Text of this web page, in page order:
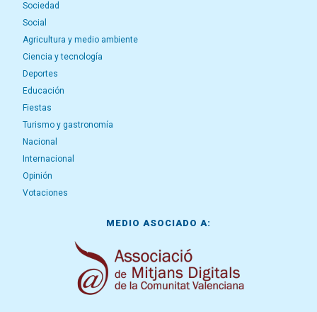
Sociedad
Social
Agricultura y medio ambiente
Ciencia y tecnología
Deportes
Educación
Fiestas
Turismo y gastronomía
Nacional
Internacional
Opinión
Votaciones
MEDIO ASOCIADO A: